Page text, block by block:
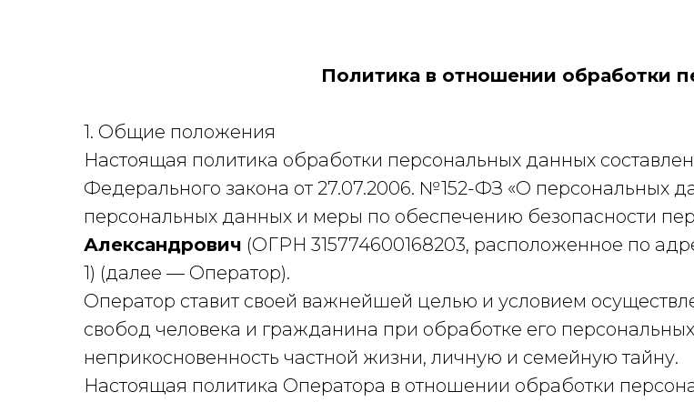
Политика в отношении обработки
1. Общие положения
Настоящая политика обработки персональных данных
Федерального закона от 27.07.2006. №152-ФЗ «О персональных
персональных данных и меры по обеспечению безопасности
Александрович (ОГРН 315774600168203, расположенное по
1) (далее — Оператор).
Оператор ставит своей важнейшей целью и условием
свобод человека и гражданина при обработке его
неприкосновенность частной жизни, личную и семейную тайну.
Настоящая политика Оператора в отношении обработки